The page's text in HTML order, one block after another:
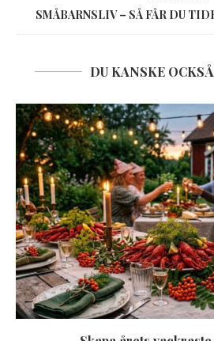
SMÅBARNSLIV – SÅ FÅR DU
DU KANSKE